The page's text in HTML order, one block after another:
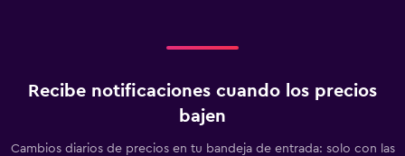
Recibe notificaciones cuando los precios
bajen
Cambios diarios de precios en tu bandeja de entrada: solo con las